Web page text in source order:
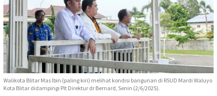
Walikota Blitar Mas Ibin (paling kiri) melihat kondisi bangunan di RSUD Mardi Waluyo
Kota Blitar didampingi Plt Direktur dr Bernard, Senin (2/6/2025).